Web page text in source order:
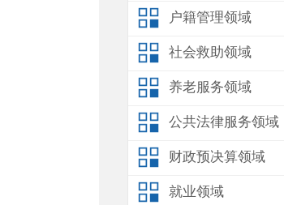
户籍管理领域
社会救助领域
养老服务领域
公共法律服务领域
财政预决算领域
就业领域